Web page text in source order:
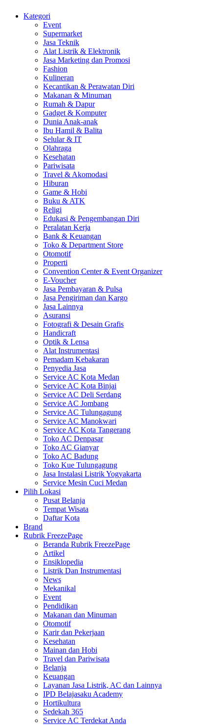
Kategori
Event
Supermarket
Jasa Teknik
Alat Listrik & Elektronik
Jasa Marketing dan Promosi
Fashion
Kulineran
Kecantikan & Perawatan Diri
Makanan & Minuman
Rumah & Dapur
Gadget & Komputer
Dunia Anak-anak
Ibu Hamil & Balita
Selular & IT
Olahraga
Kesehatan
Pariwisata
Travel & Akomodasi
Hiburan
Game & Hobi
Buku & ATK
Religi
Edukasi & Pengembangan Diri
Peralatan Kerja
Bank & Keuangan
Toko & Department Store
Otomotif
Properti
Convention Center & Event Organizer
E-Voucher
Jasa Pembayaran & Pulsa
Jasa Pengiriman dan Kargo
Jasa Lainnya
Asuransi
Fotografi & Desain Grafis
Handicraft
Optik & Lensa
Alat Instrumentasi
Pemadam Kebakaran
Penyedia Jasa
Service AC Kota Medan
Service AC Kota Binjai
Service AC Deli Serdang
Service AC Jombang
Service AC Tulungagung
Service AC Manokwari
Service AC Kota Tangerang
Toko AC Denpasar
Toko AC Gianyar
Toko AC Badung
Toko Kue Tulungagung
Jasa Instalasi Listrik Yogyakarta
Service Mesin Cuci Medan
Pilih Lokasi
Pusat Belanja
Tempat Wisata
Daftar Kota
Brand
Rubrik FreezePage
Beranda Rubrik FreezePage
Artikel
Ensiklopedia
Listrik Dan Instrumentasi
News
Mekanikal
Event
Pendidikan
Makanan dan Minuman
Otomotif
Karir dan Pekerjaan
Kesehatan
Mainan dan Hobi
Travel dan Pariwisata
Belanja
Keuangan
Layanan Jasa Listrik, AC dan Lainnya
IPD Belajasaku Academy
Hortikultura
Sedekah 365
Service AC Terdekat Anda